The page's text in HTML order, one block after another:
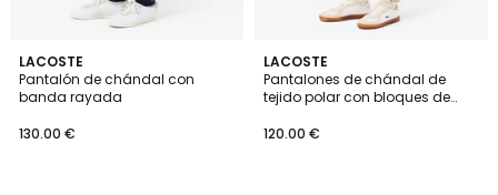
LACOSTE
Pantalón de chándal con
banda rayada
130.00 €
LACOSTE
Pantalones de chándal de
tejido polar con bloques de
120.00 €
3
Colores